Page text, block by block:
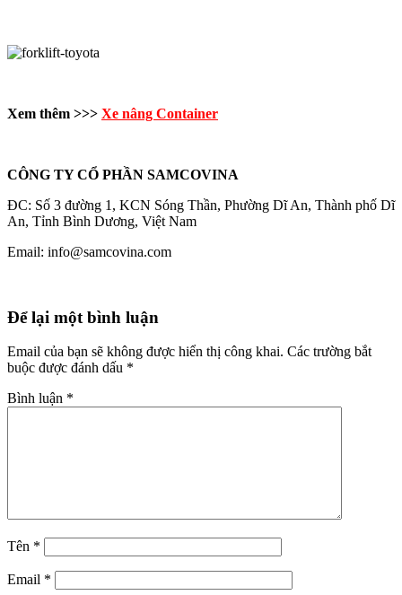
Xem thêm >>> Xe nâng Container
CÔNG TY CỔ PHẦN SAMCOVINA
ĐC: Số 3 đường 1, KCN Sóng Thần, Phường Dĩ An, Thành phố Dĩ
An, Tỉnh Bình Dương, Việt Nam
Email: info@samcovina.com
Để lại một bình luận
Email của bạn sẽ không được hiển thị công khai. Các trường bắt
buộc được đánh dấu *
Bình luận *
Tên *
Email *